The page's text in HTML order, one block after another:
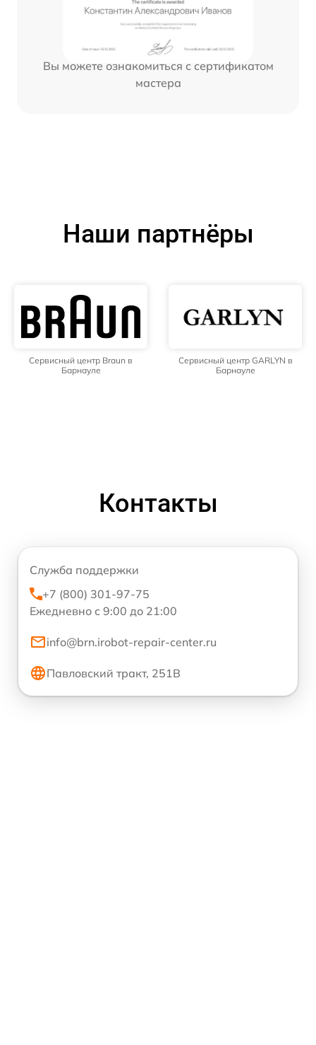
Вы можете ознакомиться с сертификатом
мастера
Наши партнёры
Сервисный центр Braun в
Барнауле
Сервисный центр GARLYN в
Барнауле
Контакты
Служба поддержки
+7 (800) 301-97-75
Ежедневно с 9:00 до 21:00
info@brn.irobot-repair-center.ru
Павловский тракт, 251В